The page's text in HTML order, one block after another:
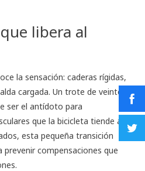
libera al
la sensación: caderas rígidas,
cargada. Un trote de veinte
ser el antídoto para
que la bicicleta tiende a
esta pequeña transición
compensaciones que